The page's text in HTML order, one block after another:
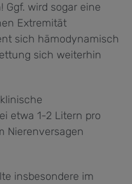
wird sogar eine
Extremität
sich hämodynamisch
sich weiterhin
etwa 1-2 Litern pro
Nierenversagen
insbesondere im